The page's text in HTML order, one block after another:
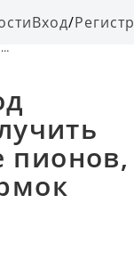
Вход/
пионов,